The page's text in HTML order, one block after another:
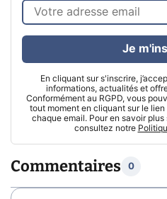
En cliquant sur s'inscrire,
informations, actualités et
Conformément au RGPD, vous
tout moment en cliquant sur le
chaque email. Pour en savoir
consultez notre
Je
Commentaires 0